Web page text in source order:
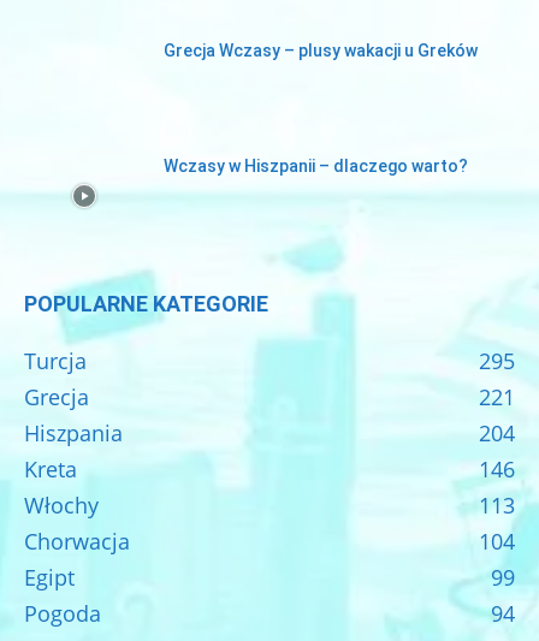
Grecja Wczasy – plusy wakacji u Greków
Wczasy w Hiszpanii – dlaczego warto?
POPULARNE KATEGORIE
Turcja
295
Grecja
221
Hiszpania
204
Kreta
146
Włochy
113
Chorwacja
104
Egipt
99
Pogoda
94